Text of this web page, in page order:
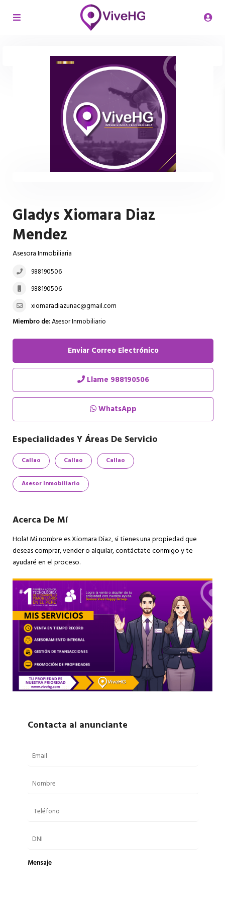
Gladys Xiomara Diaz
Mendez
Asesora Inmobiliaria
988190506
988190506
xiomaradiazunac@gmail.com
Miembro de:Asesor Inmobiliario
Enviar Correo Electrónico
Llame 988190506
WhatsApp
Especialidades Y Áreas De Servicio
Callao Callao Callao
Asesor Inmobiliario
Acerca De Mí
Hola! Mi nombre es Xiomara Diaz, si tienes una propiedad que
deseas comprar, vender o alquilar, contáctate conmigo y te
ayudaré en el proceso.
Contacta al anunciante
Mensaje